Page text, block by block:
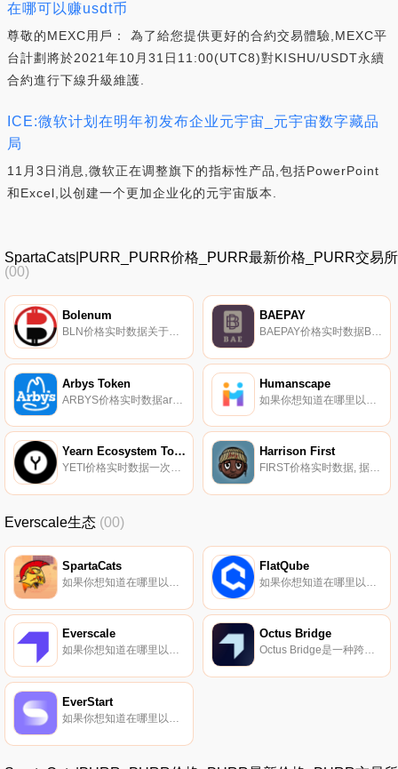
在哪可以赚usdt币
尊敬的MEXC用戶： 為了給您提供更好的合約交易體驗,MEXC平
台計劃將於2021年10月31日11:00(UTC8)對KISHU/USDT永續
合約進行下線升級維護.
ICE:微软计划在明年初发布企业元宇宙_元宇宙数字藏品
局
11月3日消息,微软正在调整旗下的指标性产品,包括PowerPoint
和Excel,以创建一个更加企业化的元宇宙版本.
SpartaCats|PURR_PURR价格_PURR最新价格_PURR交易所
(00)
Bolenum
BLN价格实时数据关于BLN身份,请访问Bolenum官方来源。
BAEPAY
BAEPAY价格实时数据BAEPAY是一种奖励和治理代币,可以在Mybae平台上用作支付选项.
Arbys Token
ARBYS价格实时数据arbee.info（ARBYS）是一种加密货币,在以太坊平台上运营。arbee.info的电流供应为0。arbee.info的最后一个已知价格为5.66046245美元,在过去24小时内下跌了-25.75美元.
Humanscape
Yearn Ecosystem Token Index
YETI价格实时数据一次性购买8个DeFi蓝筹股：获得奖励,参与基金管理和协议治理。
Harrison First
FIRST价格实时数据, 据称,访问$First将意味着访问与艺术家的幕后音乐会话以及访问项目中的其他人；的网络。这是一种与社会相关的象征。本内容仅供参考,您不应将任何此类信息或其他材料解释为法律、税务、投资、财务或其他建议.
Everscale生态 (00)
SpartaCats FlatQube
Everscale
如果你想知道在哪里以当前价格购买Everscale,目前交易{Everscale]股票的顶级加密货币交易所是Bitrue、ByEVERt、KuCoin、Gate.io和HuoEVER。您可以在我们的加密货币交易所页面上找到其他列表.
Octus Bridge
Octus Bridge是一种跨链互操作性和流动性转移协议,可以在各种区块链（目前为5个：BSC、ETH、Polygon、Everscale、Fantom）之间进行资产的去中心化转移。从Everscale网络的商业模式来看,该协议也可以被视为去中心化银行的类似物.
EverStart
如果你想知道在哪里以当前价格购买EverStart,目前交易{EverStart]股票的顶级加密货币交易所是FlatQube交易所。您可以在我们的加密货币交易所页面上找到其他列表。DAO控制的多链启动平台与策划的项目相连接.